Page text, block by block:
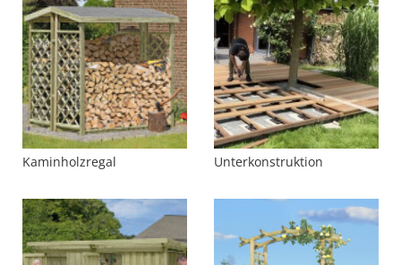
Kaminholzregal Unterkonstruktion